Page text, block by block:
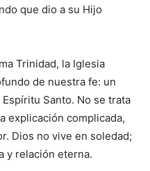
que dio a su Hijo
Trinidad, la Iglesia
de nuestra fe: un
Santo. No se trata
explicación complicada,
Dios no vive en soledad;
y relación eterna.